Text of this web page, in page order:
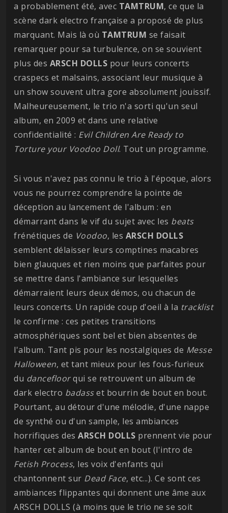
a probablement été, avec TAMTRUM, ce que la
scène dark electro française a proposé de plus
marquant. Mais là où TAMTRUM se faisait
remarquer pour sa turbulence, on se souvient
plus des ARSCH DOLLS pour leurs concerts
craspecs et malsains, associant leur musique à
un show souvent ultra gore absolument jouissif.
Malheureusement, le trio n'a sorti qu'un seul
album, en 2009 et dans une relative
confidentialité : Evil Children Are Ready to
Torture your Voodoo Doll. Tout un programme.
Si vous n'avez pas connu le trio à l'époque, alors
vous ne pourrez comprendre la pointe de
déception au lancement de l'album : en
démarrant dans le vif du sujet avec les beats
frénétiques de Voodoo, les ARSCH DOLLS
semblent délaisser leurs comptines macabres
bien glauques et rien moins que parfaites pour
se mettre dans l'ambiance sur lesquelles
démarraient leurs deux démos, ou chacun de
leurs concerts. Un rapide coup d'oeil à la tracklist
le confirme : ces petites transitions
atmosphériques sont bel et bien absentes de
l'album. Tant pis pour les nostalgiques de Messe
Halloween, et tant mieux pour les fous-furieux
du dancefloorqui se retrouvent un album de
dark electro badasset bourrin de bout en bout.
Pourtant, au détour d'une mélodie, d'une nappe
de synthé ou d'un sample, les ambiances
horrifiques des ARSCH DOLLS prennent vie pour
hanter cet album de bout en bout (l'intro de
Fetish Process, les voix d'enfants qui
chantonnent sur Dead Face, etc...). Ce sont ces
ambiances flippantes qui donnent une âme aux
ARSCH DOLLS (à moins que le trio ne se soit